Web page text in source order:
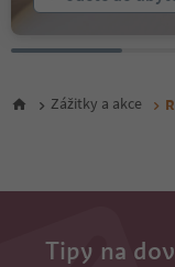
Zážitky a akce
Tipy na